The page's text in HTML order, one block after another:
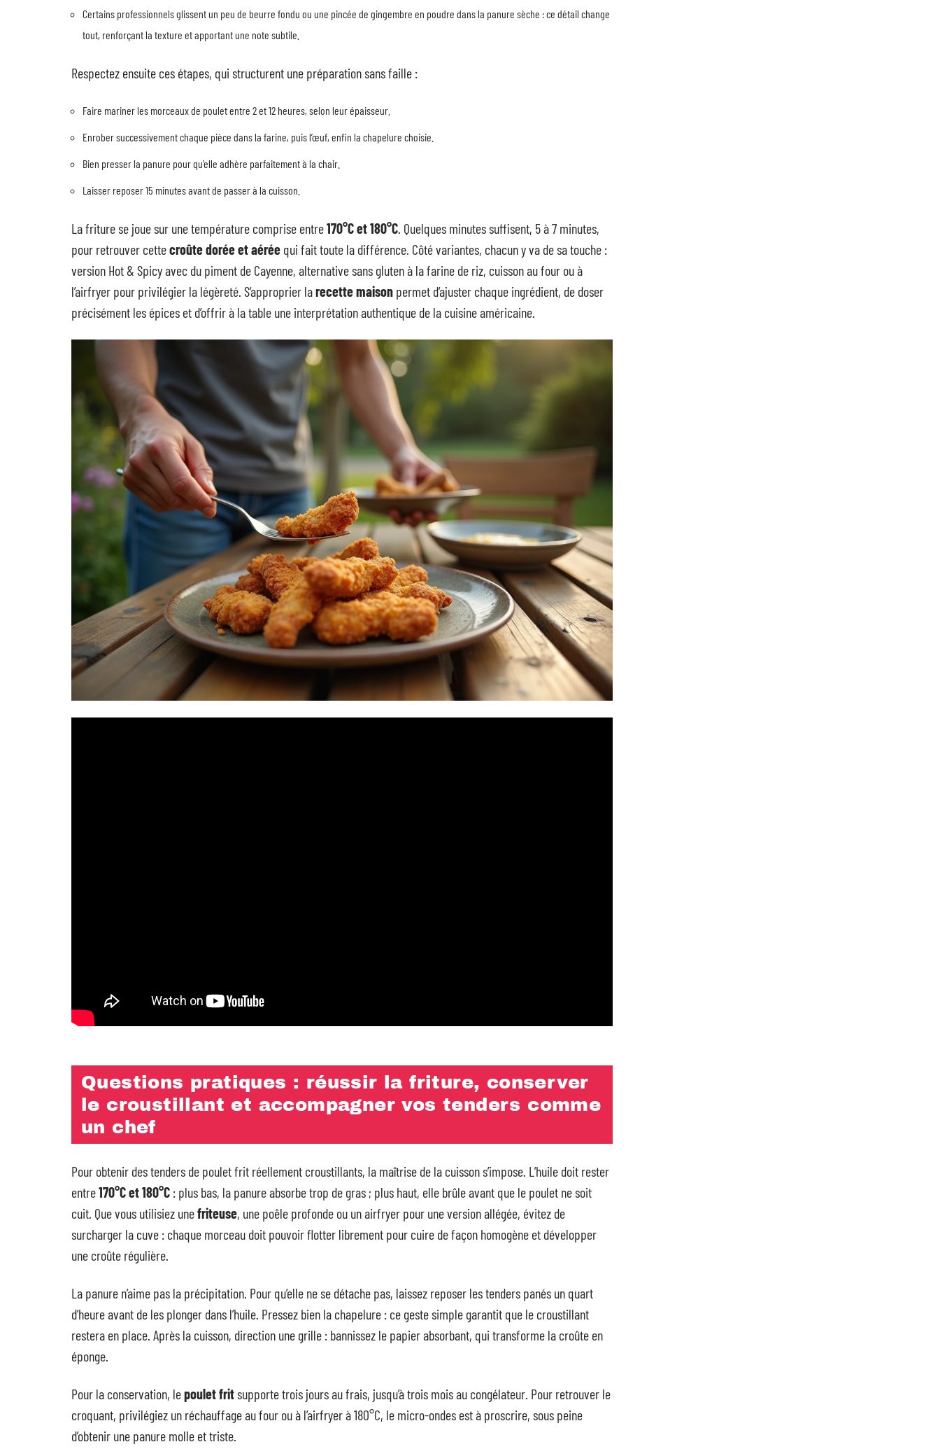
Certains professionnels glissent un peu de beurre fondu ou une pincée de gingembre en poudre dans la panure sèche : ce détail change
tout, renforçant la texture et apportant une note subtile.
Respectez ensuite ces étapes, qui structurent une préparation sans faille :
Faire mariner les morceaux de poulet entre 2 et 12 heures, selon leur épaisseur.
Enrober successivement chaque pièce dans la farine, puis l’œuf, enfin la chapelure choisie.
Bien presser la panure pour qu’elle adhère parfaitement à la chair.
Laisser reposer 15 minutes avant de passer à la cuisson.
La friture se joue sur une température comprise entre170°C et 180°C. Quelques minutes suffisent, 5 à 7 minutes,
pour retrouver cettecroûte dorée et aérée qui fait toute la différence. Côté variantes, chacun y va de sa touche :
version Hot & Spicy avec du piment de Cayenne, alternative sans gluten à la farine de riz, cuisson au four ou à
l’airfryer pour privilégier la légèreté. S’approprier larecette maison permet d’ajuster chaque ingrédient, de doser
précisément les épices et d’offrir à la table une interprétation authentique de la cuisine américaine.
Questions pratiques : réussir la friture, conserver
le croustillant et accompagner vos tenders comme
un chef
Pour obtenir des tenders de poulet frit réellement croustillants, la maîtrise de la cuisson s’impose. L’huile doit rester
entre170°C et 180°C : plus bas, la panure absorbe trop de gras ; plus haut, elle brûle avant que le poulet ne soit
cuit. Que vous utilisiez unefriteuse, une poêle profonde ou un airfryer pour une version allégée, évitez de
surcharger la cuve : chaque morceau doit pouvoir flotter librement pour cuire de façon homogène et développer
une croûte régulière.
La panure n’aime pas la précipitation. Pour qu’elle ne se détache pas, laissez reposer les tenders panés un quart
d’heure avant de les plonger dans l’huile. Pressez bien la chapelure : ce geste simple garantit que le croustillant
restera en place. Après la cuisson, direction une grille : bannissez le papier absorbant, qui transforme la croûte en
éponge.
Pour la conservation, lepoulet fritsupporte trois jours au frais, jusqu’à trois mois au congélateur. Pour retrouver le
croquant, privilégiez un réchauffage au four ou à l’airfryer à 180°C, le micro-ondes est à proscrire, sous peine
d’obtenir une panure molle et triste.